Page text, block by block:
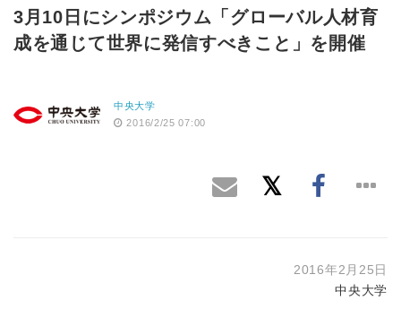
3月10日にシンポジウム「グローバル人材育
成を通じて世界に発信すべきこと」を開催
中央大学
2016/2/25 07:00
2016年2月25日
中央大学